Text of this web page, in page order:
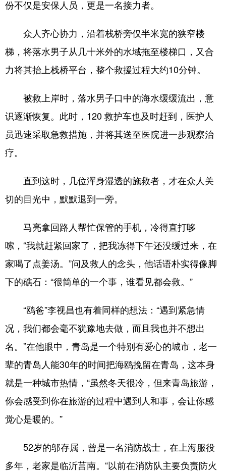
份不仅是安保人员，更是一名接力者。
众人齐心协力，沿着栈桥旁仅半米宽的狭窄楼
梯，将落水男子从几十米外的水域拖至楼梯口，又合
力将其抬上栈桥平台，整个救援过程大约10分钟。
被救上岸时，落水男子口中的海水缓缓流出，意
识逐渐恢复。此时，120 救护车也及时赶到，医护人
员迅速采取急救措施，并将其送至医院进一步观察治
疗。
直到这时，几位浑身湿透的施救者，才在众人关
切的目光中，默默退到一旁。
马亮拿回路人帮忙保管的手机，冷得直打哆
嗦，“我就赶紧回家了，把我冻得下午还没缓过来，在
家喝了点姜汤。”问及救人的念头，他话语朴实得像脚
下的礁石：“很简单的一个事，谁看见都会救。”
“鸥爸”李视昌也有着同样的想法：“遇到紧急情
况，我们都会毫不犹豫地去做，而且我也并不想出
名。”在他眼中，青岛是一个特别有爱心的城市，老一
辈的青岛人能30年的时间把海鸥挽留在青岛，这本身
就是一种城市热情，“虽然冬天很冷，但来青岛旅游，
你会感受到你在旅游的过程中遇到人和事，会让你感
觉心是暖的。”
52岁的邬存属，曾是一名消防战士，在上海服役
多年，老家是临沂莒南。“以前在消防队主要负责防火